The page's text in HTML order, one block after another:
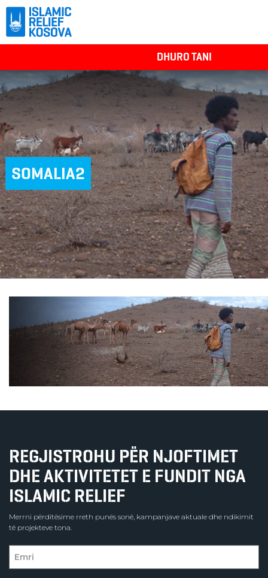
DHURO TANI
SOMALIA2
REGJISTROHU PËR NJOFTIMET
DHE AKTIVITETET E FUNDIT NGA
ISLAMIC RELIEF
Merrni përditësime rreth punës sonë, kampanjave aktuale dhe ndikimit
të projekteve tona.